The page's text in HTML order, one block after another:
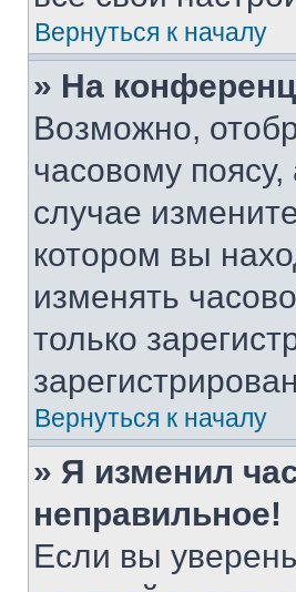
Вернуться к началу
» На
Возможно,
часовому
случае
котором вы
изменять
только
Вернуться к началу
» Я изменил
неправильное!
Если вы